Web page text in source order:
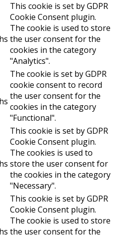
This cookie is set by GDPR
Cookie Consent plugin.
The cookie is used to store
the user consent for the
cookies in the category
"Analytics".
The cookie is set by GDPR
cookie consent to record
the user consent for the
cookies in the category
"Functional".
This cookie is set by GDPR
Cookie Consent plugin.
The cookies is used to
store the user consent for
the cookies in the category
"Necessary".
This cookie is set by GDPR
Cookie Consent plugin.
The cookie is used to store
the user consent for the